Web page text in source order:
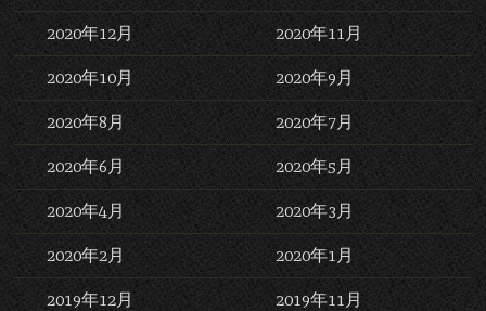
2020年12月 2020年11月
2020年10月 2020年9月
2020年8月 2020年7月
2020年6月 2020年5月
2020年4月 2020年3月
2020年2月 2020年1月
2019年12月 2019年11月